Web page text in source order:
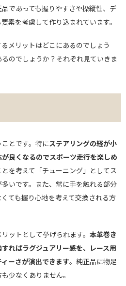
であっても握りやすさや操縦性、デ
素を考慮して作り込まれています。
メリットはどこにあるのでしょう
のでしょうか？それぞれ見ていきま
ことです。特にステアリングの経が小
良くなるのでスポーツ走行を楽しめ
を考えて「チューニング」としてス
いです。また、常に手を触れる部分
ても握り心地を考えて交換される方
ットとして挙げられます。 本革巻き
ればラグジュアリー感を、レース用
ーさが演出できます。純正品に物足
少なくありません。